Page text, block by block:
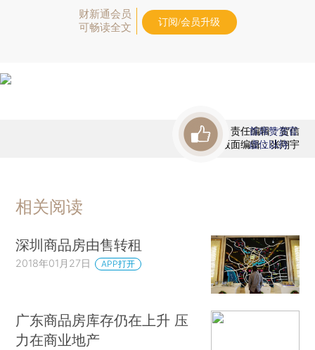
财新通会员
可畅读全文
订阅/会员升级
责任编辑：贺信
版面编辑：张翔宇
首席赞赏官
虚位以待
相关阅读
深圳商品房由售转租
2018年01月27日 APP打开
广东商品房库存仍在上升 压
力在商业地产